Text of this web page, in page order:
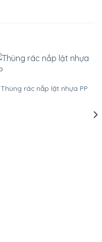
Thùng rác nắp lật nhựa PP